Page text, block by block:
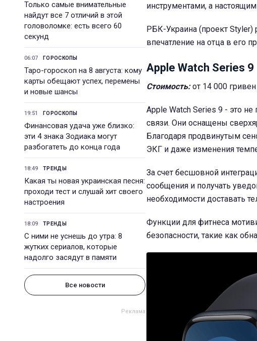
Только самые внимательные
найдут все 7 отличий в этой
головоломке: есть всего 60
секунд
06:07 ГОРОСКОПЫ
Таро-гороскоп на 8 августа: кому
карты обещают успех, перемены
и новые шансы
19:51 ГОРОСКОПЫ
Финансовая удача уже близко:
эти 4 знака Зодиака могут
разбогатеть до конца года
18:49 ТРЕНДЫ
Какая ты новая украинская песня:
проходи тест и слушай хит своего
настроения
18:09 ТРЕНДЫ
С ними не уснешь до утра: 8
жутких сериалов, которые
надолго засядут в памяти
Все новости
инструментами, а
РБК-Украина (проект Styler)
впечатление на отца в его
Apple Watch Series 9
Стоимость:от 14 000 гривен
Apple Watch Series 9 - это
связи. Они оснащены
Благодаря продвинутым
ЭКГ и даже изменения
За счет бесшовной
сообщения и получать
необходимости доставать
Функции для фитнеса
безопасности, такие как